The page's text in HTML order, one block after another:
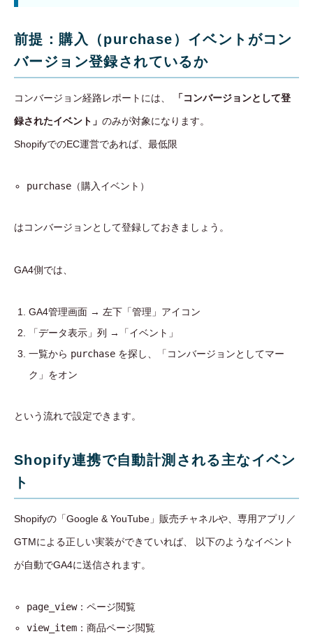
前提：購入（purchase）イベントがコン
バージョン登録されているか
コンバージョン経路レポートには、 「コンバージョンとして登
録されたイベント」 のみが対象になります。
ShopifyでのEC運営であれば、最低限
purchase （購入イベント）
はコンバージョンとして登録しておきましょう。
GA4側では、
GA4管理画面 → 左下「管理」アイコン
「データ表示」列 →「イベント」
一覧から purchase を探し、「コンバージョンとしてマー
ク」をオン
という流れで設定できます。
Shopify連携で自動計測される主なイベン
ト
Shopifyの「Google & YouTube」販売チャネルや、専用アプリ／
GTMによる正しい実装ができていれば、 以下のようなイベント
が自動でGA4に送信されます。
page_view：ページ閲覧
view_item ：商品ページ閲覧